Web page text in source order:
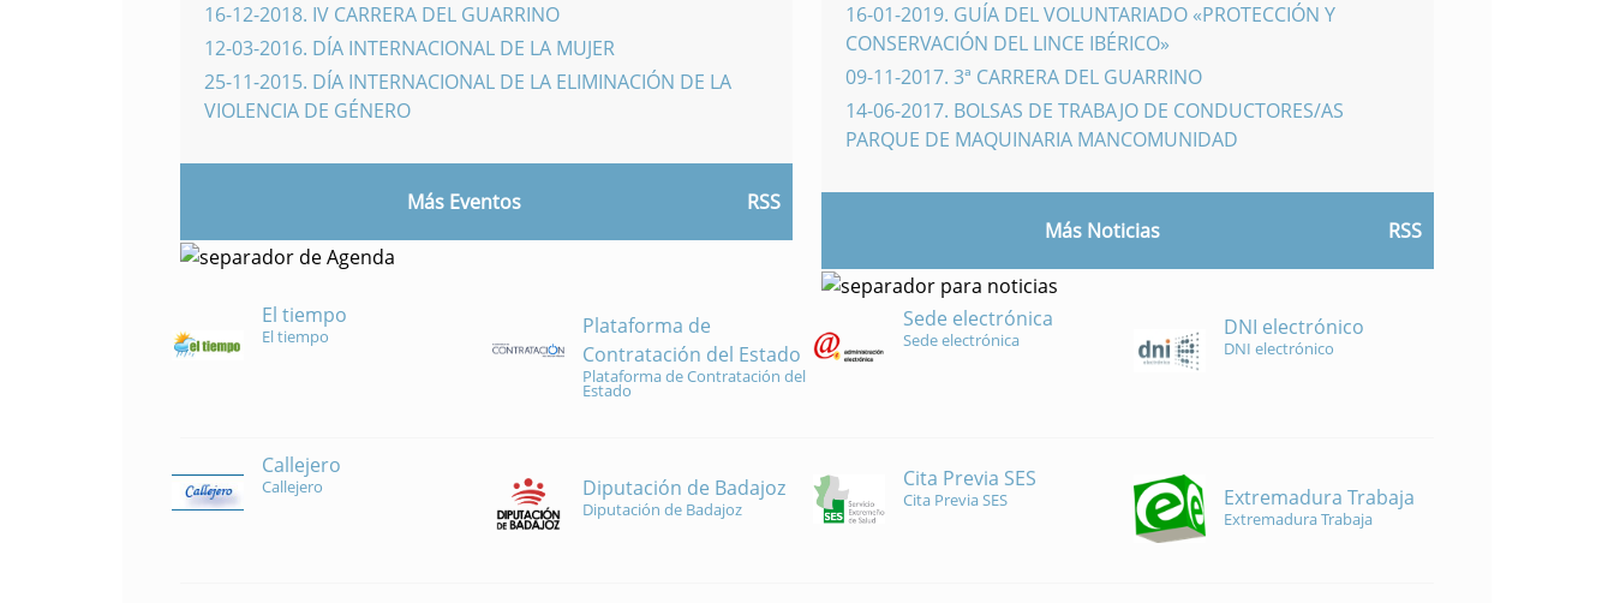
16-12-2018. IV CARRERA DEL GUARRINO
12-03-2016. DÍA INTERNACIONAL DE LA MUJER
25-11-2015. DÍA INTERNACIONAL DE LA ELIMINACIÓN DE LA
VIOLENCIA DE GÉNERO
Más Eventos RSS
16-01-2019. GUÍA DEL VOLUNTARIADO «PROTECCIÓN Y
CONSERVACIÓN DEL LINCE IBÉRICO»
09-11-2017. 3ª CARRERA DEL GUARRINO
14-06-2017. BOLSAS DE TRABAJO DE CONDUCTORES/AS
PARQUE DE MAQUINARIA MANCOMUNIDAD
Más Noticias RSS
El tiempo
El tiempo
Plataforma de
Contratación del Estado
Plataforma de Contratación del
Estado
Sede electrónica
Sede electrónica DNI electrónico
DNI electrónico
Callejero
Callejero Diputación de Badajoz
Diputación de Badajoz
Cita Previa SES
Cita Previa SES Extremadura Trabaja
Extremadura Trabaja